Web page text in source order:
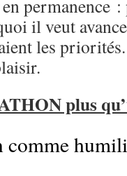
permanence
il veut
les
plus
comme